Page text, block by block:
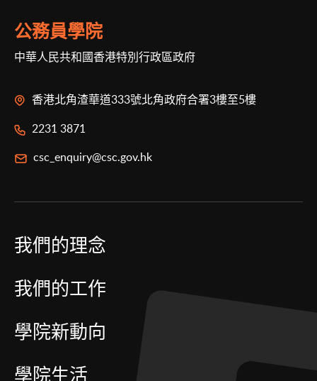
公務員學院
中華人民共和國香港特別行政區政府
香港北角渣華道333號北角政府合署3樓至5樓
2231 3871
csc_enquiry@csc.gov.hk
我們的理念
我們的工作
學院新動向
學院生活